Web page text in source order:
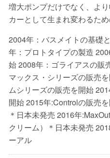
増大ポンプだけでなく、よ
カーとして生まれ変わるた
2004年：バスメイトの基礎
年：プロトタイプの製造
始 2008年：ゴライアスの販
マックス・シリーズの販売
ムシリーズの販売を開始
開始 2015年:Controlの販売
＊日本未発売 2016年
クリーム）＊日本未発売
ーアル